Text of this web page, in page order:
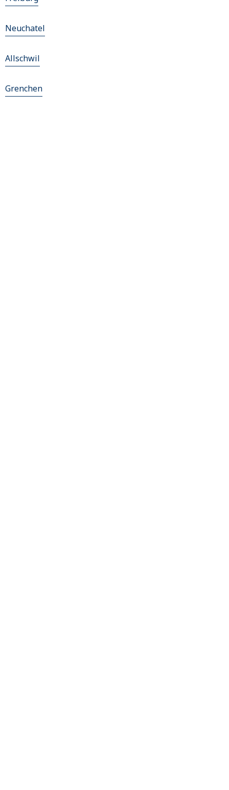
Neuchatel
Allschwil
Grenchen